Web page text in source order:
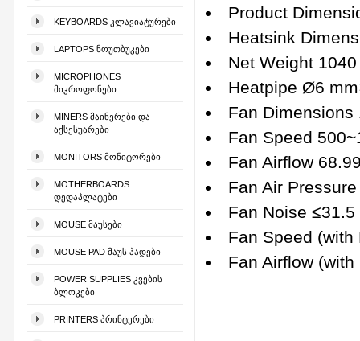
KEYBOARDS ᲙᲚᲐᲕᲘᲐᲢᲣᲠᲔᲑᲘ
LAPTOPS ᲜᲝᲣᲗᲑᲣᲙᲔᲑᲘ
MICROPHONES
ᲛᲘᲙᲠᲝᲤᲝᲜᲔᲑᲘ
MINERS ᲛᲐᲘᲜᲔᲠᲔᲑᲘ ᲓᲐ
ᲐᲥᲡᲔᲡᲣᲐᲠᲔᲑᲘ
MONITORS ᲛᲝᲜᲘᲢᲝᲠᲔᲑᲘ
MOTHERBOARDS
ᲓᲔᲓᲐᲞᲚᲐᲢᲔᲑᲘ
MOUSE ᲛᲐᲣᲡᲔᲑᲘ
MOUSE PAD ᲛᲐᲣᲡ ᲞᲐᲓᲔᲑᲘ
POWER SUPPLIES ᲙᲕᲔᲑᲘᲡ
ᲑᲚᲝᲙᲔᲑᲘ
PRINTERS ᲞᲠᲘᲜᲢᲔᲠᲔᲑᲘ
Product
Heatsink
Net Weight
Heatpipe Ø6
Fan Dimensions
Fan Speed
Fan Airflow
Fan Air
Fan Noise ≤31.5
Fan Speed (with
Fan Airflow